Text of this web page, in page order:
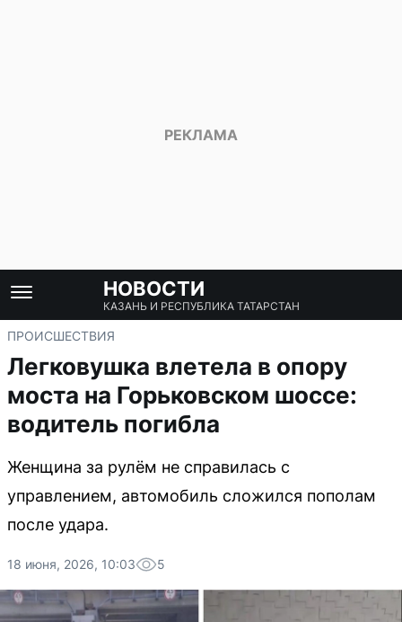
НОВОСТИ
КАЗАНЬ И РЕСПУБЛИКА ТАТАРСТАН
ПРОИСШЕСТВИЯ
Легковушка влетела в опору
моста на Горьковском шоссе:
водитель погибла
Женщина за рулём не справилась с
управлением, автомобиль сложился пополам
после удара.
18 июня, 2026, 10:03 5